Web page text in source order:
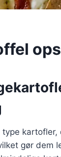
gør dem